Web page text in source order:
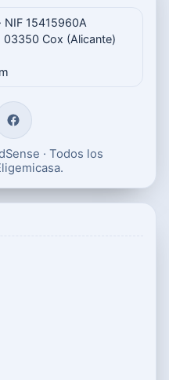
NIF 15415960A
03350 Cox (Alicante)
· Todos los